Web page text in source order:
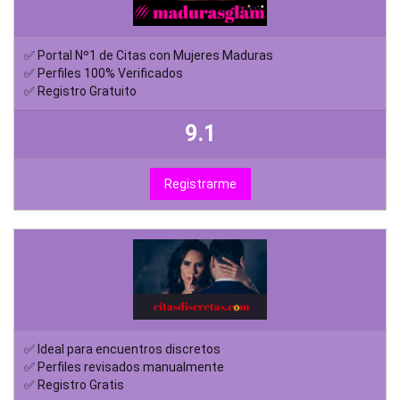
✅ Portal Nº1 de Citas con Mujeres Maduras
✅ Perfiles 100% Verificados
✅ Registro Gratuito
9.1
Registrarme
✅ Ideal para encuentros discretos
✅ Perfiles revisados manualmente
✅ Registro Gratis